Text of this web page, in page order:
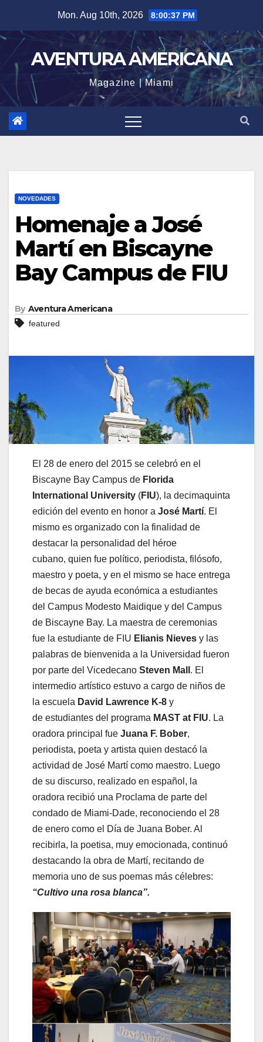
content
Mon. Aug 10th, 2026 8:00:39 PM
AVENTURA AMERICANA
Magazine | Miami
NOVEDADES
Homenaje a José
Martí en Biscayne
Bay Campus de FIU
By Aventura Americana
featured
El 28 de enero del 2015 se celebró en el
Biscayne Bay Campus de Florida
International University (FIU), la decimaquinta
edición del evento en honor a José Martí. El
mismo es organizado con la finalidad de
destacar la personalidad del héroe
cubano, quien fue político, periodista, filósofo,
maestro y poeta, y en el mismo se hace entrega
de becas de ayuda económica a estudiantes
del Campus Modesto Maidique y del Campus
de Biscayne Bay. La maestra de ceremonias
fue la estudiante de FIU Elianis Nieves y las
palabras de bienvenida a la Universidad fueron
por parte del Vicedecano Steven Mall . El
intermedio artístico estuvo a cargo de niños de
la escuela David Lawrence K-8 y
de estudiantes del programa MAST at FIU. La
oradora principal fue Juana F. Bober,
periodista, poeta y artista quien destacó la
actividad de José Martí como maestro. Luego
de su discurso, realizado en español, la
oradora recibió una Proclama de parte del
condado de Miami-Dade, reconociendo el 28
de enero como el Día de Juana Bober. Al
recibirla, la poetisa, muy emocionada, continuó
destacando la obra de Martí, recitando de
memoria uno de sus poemas más célebres:
“Cultivo una rosa blanca”.